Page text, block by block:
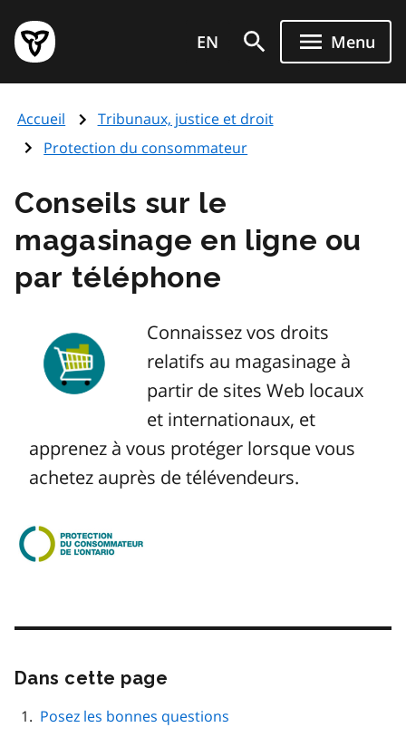
au
contenu
principal
Page
d'accueil
de
l'Ontario
EN Menu
Accueil
Tribunaux, justice et droit
Protection du consommateur
Conseils sur le
magasinage en ligne ou
par téléphone
Connaissez vos droits
relatifs au magasinage à
partir de sites Web locaux
et internationaux, et
apprenez à vous protéger lorsque vous
achetez auprès de télévendeurs.
Dans cette page
navigation
Posez les bonnes questions